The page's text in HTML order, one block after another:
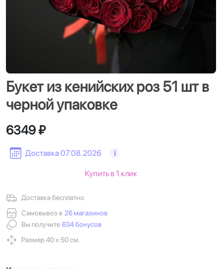
Букет из кенийских роз 51 шт в
черной упаковке
Доставка 07.08.2026 i
6349 ₽
Доставка бесплатно
Самовывоз в 26 магазинов
Вы получите 634 бонусов
Размер 40 х 50 см.
Купить в 1 клик